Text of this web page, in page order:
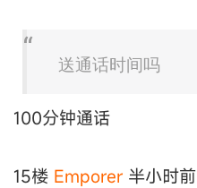
送通话时间吗
100分钟通话
15楼 Emporer 半小时前